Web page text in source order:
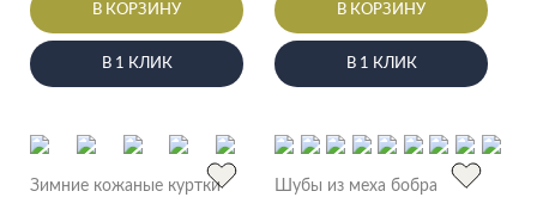
В КОРЗИНУ
В 1 КЛИК
В КОРЗИНУ
В 1 КЛИК
Зимние кожаные куртки Шубы из меха бобра